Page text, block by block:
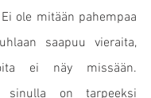
Ei ole mitään pahempaa
saapuu vieraita,
ei näy missään.
sinulla on tarpeeksi